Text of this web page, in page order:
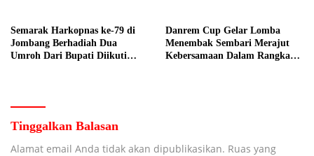
Semarak Harkopnas ke-79 di
Jombang Berhadiah Dua
Umroh Dari Bupati Diikuti
Danrem Cup Gelar Lomba
Menembak Sembari Merajut
Kebersamaan Dalam Rangka
Tinggalkan Balasan
Alamat email Anda tidak akan dipublikasikan. Ruas yang